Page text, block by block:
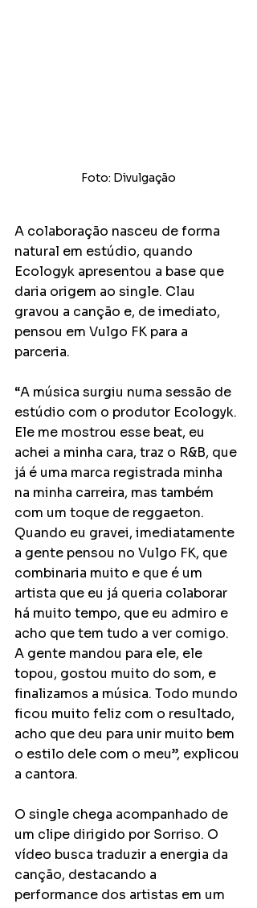
Foto: Divulgação
A colaboração nasceu de forma
natural em estúdio, quando
Ecologyk apresentou a base que
daria origem ao single. Clau
gravou a canção e, de imediato,
pensou em Vulgo FK para a
parceria.
“A música surgiu numa sessão de
estúdio com o produtor Ecologyk.
Ele me mostrou esse beat, eu
achei a minha cara, traz o R&B, que
já é uma marca registrada minha
na minha carreira, mas também
com um toque de reggaeton.
Quando eu gravei, imediatamente
a gente pensou no Vulgo FK, que
combinaria muito e que é um
artista que eu já queria colaborar
há muito tempo, que eu admiro e
acho que tem tudo a ver comigo.
A gente mandou para ele, ele
topou, gostou muito do som, e
finalizamos a música. Todo mundo
ficou muito feliz com o resultado,
acho que deu para unir muito bem
o estilo dele com o meu”, explicou
a cantora.
O single chega acompanhado de
um clipe dirigido por Sorriso. O
vídeo busca traduzir a energia da
canção, destacando a
performance dos artistas em um